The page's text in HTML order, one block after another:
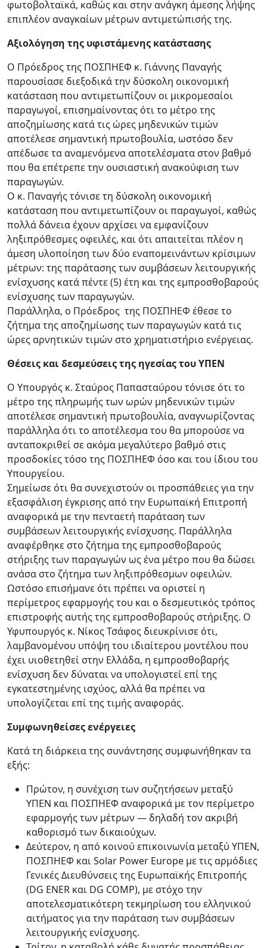
φωτοβολταϊκά, καθώς και στην ανάγκη άμεσης λήψης
επιπλέον αναγκαίων μέτρων αντιμετώπισής της.
Αξιολόγηση της υφιστάμενης κατάστασης
Ο Πρόεδρος της ΠΟΣΠΗΕΦ κ. Γιάννης Παναγής
παρουσίασε διεξοδικά την δύσκολη οικονομική
κατάσταση που αντιμετωπίζουν οι μικρομεσαίοι
παραγωγοί, επισημαίνοντας ότι το μέτρο της
αποζημίωσης κατά τις ώρες μηδενικών τιμών
αποτέλεσε σημαντική πρωτοβουλία, ωστόσο δεν
απέδωσε τα αναμενόμενα αποτελέσματα στον βαθμό
που θα επέτρεπε την ουσιαστική ανακούφιση των
παραγωγών.
Ο κ. Παναγής τόνισε τη δύσκολη οικονομική
κατάσταση που αντιμετωπίζουν οι παραγωγοί, καθώς
πολλά δάνεια έχουν αρχίσει να εμφανίζουν
ληξιπρόθεσμες οφειλές, και ότι απαιτείται πλέον η
άμεση υλοποίηση των δύο εναπομεινάντων κρίσιμων
μέτρων: της παράτασης των συμβάσεων λειτουργικής
ενίσχυσης κατά πέντε (5) έτη και της εμπροσθοβαρούς
ενίσχυσης των παραγωγών.
Παράλληλα, ο Πρόεδρος της ΠΟΣΠΗΕΦ έθεσε το
ζήτημα της αποζημίωσης των παραγωγών κατά τις
ώρες αρνητικών τιμών στο χρηματιστήριο ενέργειας.
Θέσεις και δεσμεύσεις της ηγεσίας του ΥΠΕΝ
Ο Υπουργός κ. Σταύρος Παπασταύρου τόνισε ότι το
μέτρο της πληρωμής των ωρών μηδενικών τιμών
αποτέλεσε σημαντική πρωτοβουλία, αναγνωρίζοντας
παράλληλα ότι το αποτέλεσμα του θα μπορούσε να
ανταποκριθεί σε ακόμα μεγαλύτερο βαθμό στις
προσδοκίες τόσο της ΠΟΣΠΗΕΦ όσο και του ίδιου του
Υπουργείου.
Σημείωσε ότι θα συνεχιστούν οι προσπάθειες για την
εξασφάλιση έγκρισης από την Ευρωπαϊκή Επιτροπή
αναφορικά με την πενταετή παράταση των
συμβάσεων λειτουργικής ενίσχυσης. Παράλληλα
αναφέρθηκε στο ζήτημα της εμπροσθοβαρούς
στήριξης των παραγωγών ως ένα μέτρο που θα δώσει
ανάσα στο ζήτημα των ληξιπρόθεσμων οφειλών.
Ωστόσο επισήμανε ότι πρέπει να οριστεί η
περίμετρος εφαρμογής του και ο δεσμευτικός τρόπος
επιστροφής αυτής της εμπροσθοβαρούς στήριξης. Ο
Υφυπουργός κ. Νίκος Τσάφος διευκρίνισε ότι,
λαμβανομένου υπόψη του ιδιαίτερου μοντέλου που
έχει υιοθετηθεί στην Ελλάδα, η εμπροσθοβαρής
ενίσχυση δεν δύναται να υπολογιστεί επί της
εγκατεστημένης ισχύος, αλλά θα πρέπει να
υπολογίζεται επί της τιμής αναφοράς.
Συμφωνηθείσες ενέργειες
Κατά τη διάρκεια της συνάντησης συμφωνήθηκαν τα
εξής:
Πρώτον, η συνέχιση των συζητήσεων μεταξύ
ΥΠΕΝ και ΠΟΣΠΗΕΦ αναφορικά με τον περίμετρο
εφαρμογής των μέτρων — δηλαδή τον ακριβή
καθορισμό των δικαιούχων.
Δεύτερον, η από κοινού επικοινωνία μεταξύ ΥΠΕΝ,
ΠΟΣΠΗΕΦ και Solar Power Europe με τις αρμόδιες
Γενικές Διευθύνσεις της Ευρωπαϊκής Επιτροπής
(DG ENER και DG COMP), με στόχο την
αποτελεσματικότερη τεκμηρίωση του ελληνικού
αιτήματος για την παράταση των συμβάσεων
λειτουργικής ενίσχυσης.